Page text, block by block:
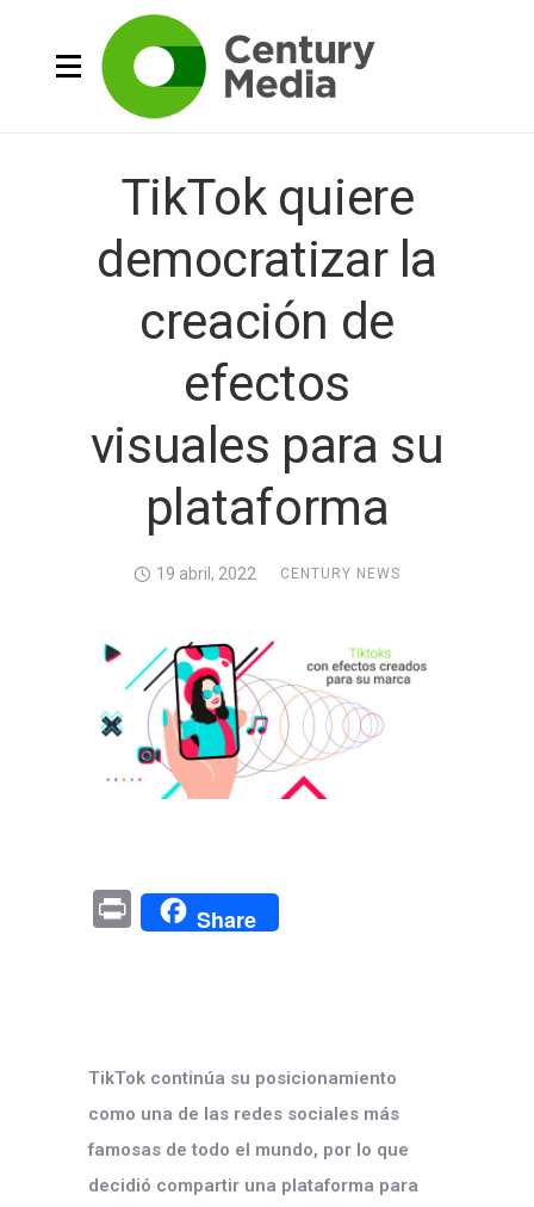
TikTok quiere
democratizar la
creación de
efectos
visuales para su
plataforma
19 abril, 2022 CENTURY NEWS
Pr
in
Share
TikTok continúa su posicionamiento
como una de las redes sociales más
famosas de todo el mundo, por lo que
decidió compartir una plataforma para